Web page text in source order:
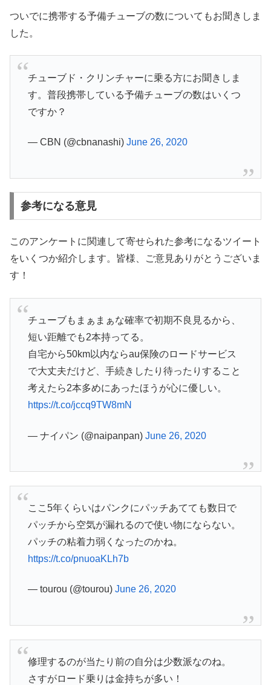
ついでに携帯する予備チューブの数についてもお聞きしま
した。
チューブド・クリンチャーに乗る方にお聞きしま
す。普段携帯している予備チューブの数はいくつ
ですか？
— CBN (@cbnanashi) June 26, 2020
参考になる意見
このアンケートに関連して寄せられた参考になるツイート
をいくつか紹介します。皆様、ご意見ありがとうございま
す！
チューブもまぁまぁな確率で初期不良見るから、
短い距離でも2本持ってる。
自宅から50km以内ならau保険のロードサービス
で大丈夫だけど、手続きしたり待ったりすること
考えたら2本多めにあったほうが心に優しい。
https://t.co/jccq9TW8mN
— ナイパン (@naipanpan) June 26, 2020
ここ5年くらいはパンクにパッチあてても数日で
パッチから空気が漏れるので使い物にならない。
パッチの粘着力弱くなったのかね。
https://t.co/pnuoaKLh7b
— tourou (@tourou) June 26, 2020
修理するのが当たり前の自分は少数派なのね。
さすがロード乗りは金持ちが多い！